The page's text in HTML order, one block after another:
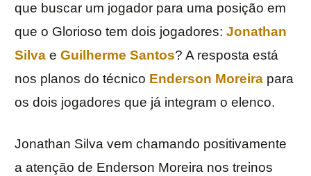
que buscar um jogador para uma posição em
que o Glorioso tem dois jogadores: Jonathan
Silva e Guilherme Santos? A resposta está
nos planos do técnico Enderson Moreira para
os dois jogadores que já integram o elenco.
Jonathan Silva vem chamando positivamente
a atenção de Enderson Moreira nos treinos